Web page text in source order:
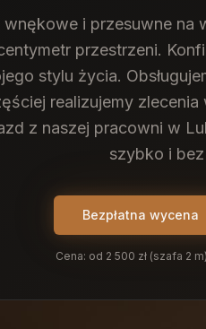
wnękowe i przesuwne
przestrzeni.
stylu życia.
realizujemy
z naszej pracowni w
szybko i
Bezpłatna wycena
Cena: od 2 500 zł (szafa 2